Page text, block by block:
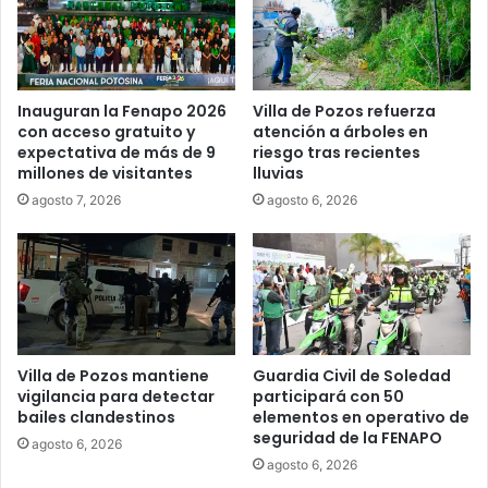
Inauguran la Fenapo 2026
con acceso gratuito y
expectativa de más de 9
millones de visitantes
agosto 7, 2026
Villa de Pozos refuerza
atención a árboles en
riesgo tras recientes
lluvias
agosto 6, 2026
Villa de Pozos mantiene
vigilancia para detectar
bailes clandestinos
agosto 6, 2026
Guardia Civil de Soledad
participará con 50
elementos en operativo de
seguridad de la FENAPO
agosto 6, 2026